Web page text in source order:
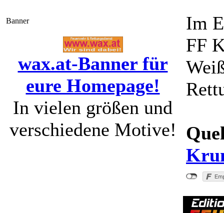
Banner
wax.at-Banner für
eure Homepage!
In vielen größen und
verschiedene Motive!
Im
FF